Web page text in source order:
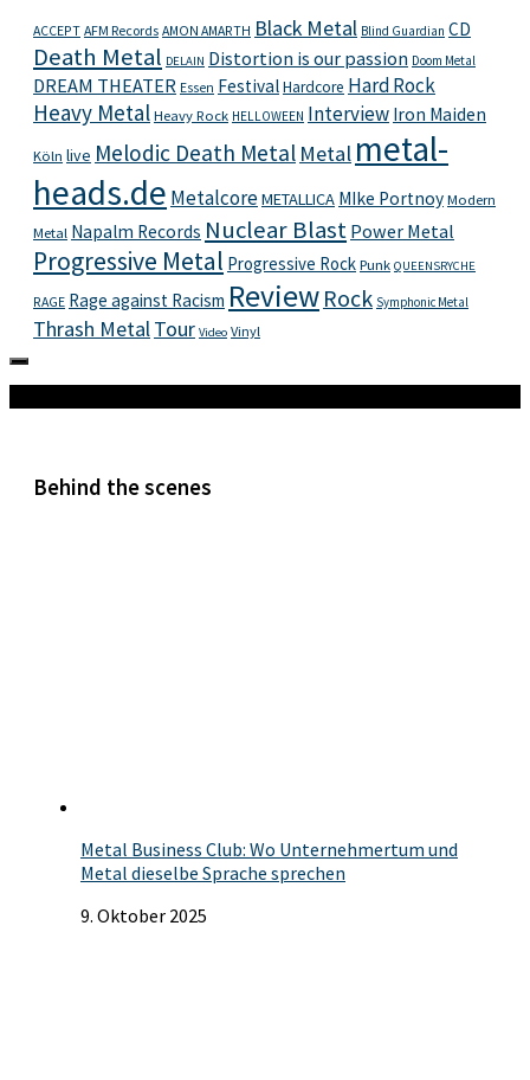
ACCEPT AFM Records AMON AMARTH Black Metal Blind Guardian CD
Death Metal DELAIN Distortion is our passion Doom Metal
DREAM THEATER Essen FestivalHardcore Hard Rock
Heavy Metal Heavy Rock HELLOWEEN Interview Iron Maiden
Köln live Melodic Death Metal Metal metal-
heads.de MetalcoreMETALLICA MIke Portnoy Modern
Metal Napalm Records Nuclear Blast Power Metal
Progressive Metal Progressive Rock Punk QUEENSRYCHE
RAGE Rage against Racism Review Rock Symphonic Metal
Thrash MetalTour Video Vinyl
Behind the scenes
Metal Business Club: Wo Unternehmertum und
Metal dieselbe Sprache sprechen
9. Oktober 2025